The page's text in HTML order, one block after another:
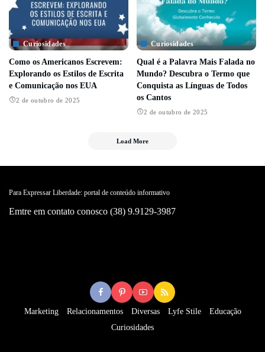
Curiosidades
Como os Americanos Escrevem:
Explorando os Estilos de Escrita
e Comunicação nos EUA
2 de outubro de 2025
Curiosidades
Qual é a Palavra Mais Falada no
Mundo? Descubra o Termo que
Conquista as Línguas de Todos
os Cantos
2 de outubro de 2025
Load More
Para Expressar Liberdade: portal de conteúdo informativo
Emtre em contato conosco (38) 9.9129-3987
Marketing Relacionamentos Diversas Lyfe Stile
Educação
Curiosidades